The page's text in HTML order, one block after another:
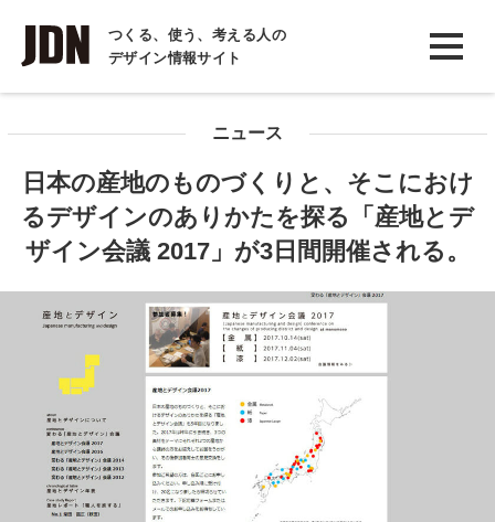
つくる、使う、考える人の
デザイン情報サイト
INTERVIEW
インタビュー
COLUMN
コラム
ニュース
日本の産地のものづくりと、そこにおけ
るデザインのありかたを探る「産地とデ
ザイン会議 2017」が3日間開催される。